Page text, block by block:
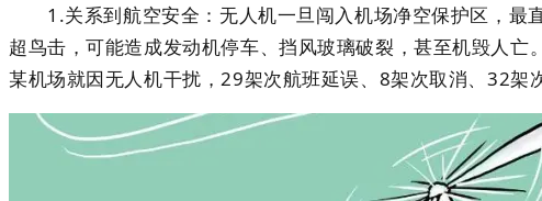
1.关系到航空安全：无人机一旦闯入机场净空保护区，最
超鸟击，可能造成发动机停车、挡风玻璃破裂，甚至机毁人
某机场就因无人机干扰，29架次航班延误、8架次取消、32架